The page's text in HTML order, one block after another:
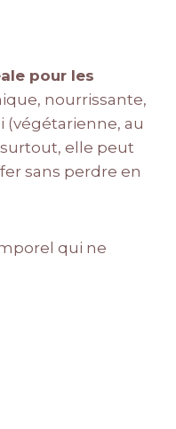
pour les
nourrissante,
(végétarienne, au
elle peut
sans perdre en
qui ne